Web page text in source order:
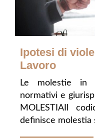
Ipotesi di
Lavoro
Le molestie in
normativi e
MOLESTIAIl
definisce molestia